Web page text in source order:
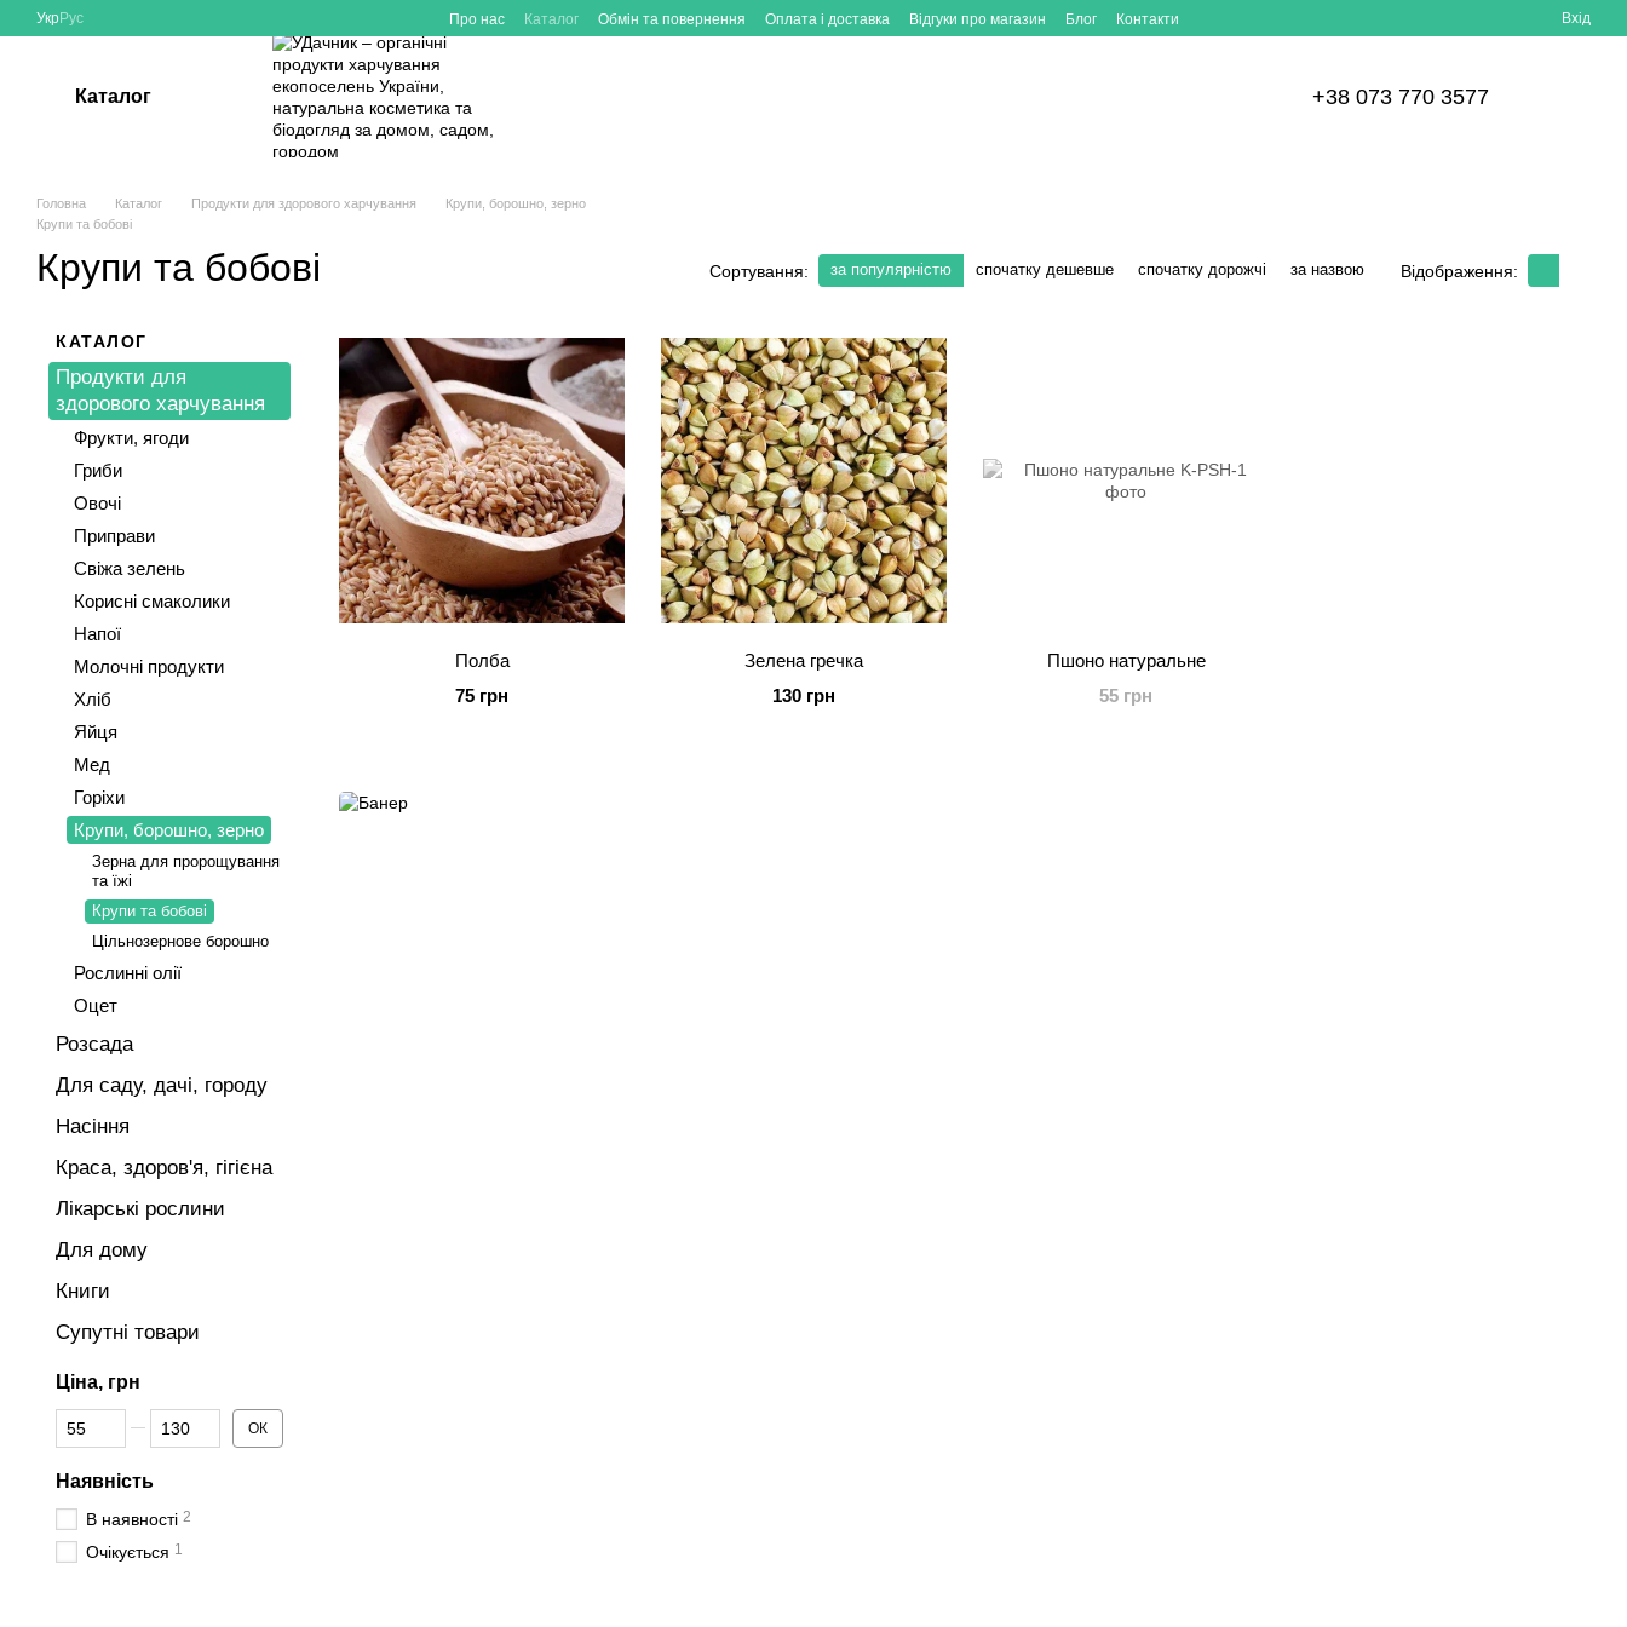
Перейти до основного контенту
УкрРус Про нас Каталог Обмін та повернення Оплата і доставка Відгуки про магазин Блог Контакти Вхід
Каталог +38 073 770 3577
Головна Каталог Продукти для здорового харчування
Крупи, борошно, зерно
Крупи та бобові
Крупи та бобові Сортування: за популярністю спочатку дешевше спочатку дорожчі за назвою Відображення:
Полба
75 грн
Зелена гречка
130 грн
Пшоно натуральне
55 грн
КАТАЛОГ
Продукти для
здорового харчування
Фрукти, ягоди
Гриби
Овочі
Приправи
Свіжа зелень
Корисні смаколики
Напої
Молочні продукти
Хліб
Яйця
Мед
Горіхи
Крупи, борошно, зерно
Зерна для пророщування
та їжі
Крупи та бобові
Цільнозернове борошно
Рослинні олії
Оцет
Розсада
Для саду, дачі, городу
Насіння
Краса, здоров'я, гігієна
Лікарські рослини
Для дому
Книги
Супутні товари
Ціна, грн
Від Ціна, грн
До Ціна, грн ОК
Наявність
В наявності 2
Очікується 1